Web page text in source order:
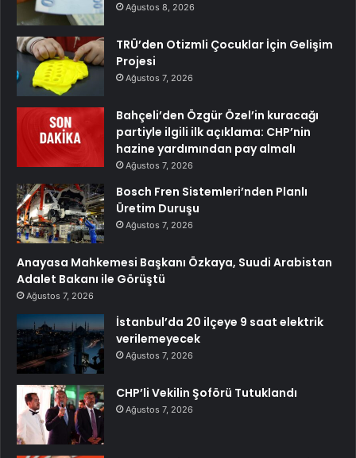
Ağustos 8, 2026
TRÜ’den Otizmli Çocuklar İçin Gelişim
Projesi
Ağustos 7, 2026
Bahçeli’den Özgür Özel’in kuracağı
partiyle ilgili ilk açıklama: CHP’nin
hazine yardımından pay almalı
Ağustos 7, 2026
Bosch Fren Sistemleri’nden Planlı
Üretim Duruşu
Ağustos 7, 2026
Anayasa Mahkemesi Başkanı Özkaya, Suudi Arabistan
Adalet Bakanı ile Görüştü
Ağustos 7, 2026
İstanbul’da 20 ilçeye 9 saat elektrik
verilemeyecek
Ağustos 7, 2026
CHP’li Vekilin Şoförü Tutuklandı
Ağustos 7, 2026